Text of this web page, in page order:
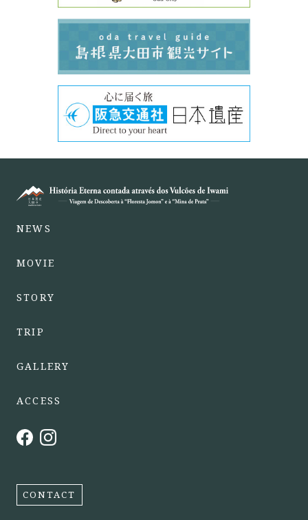
NEWS
MOVIE
STORY
TRIP
GALLERY
ACCESS
CONTACT